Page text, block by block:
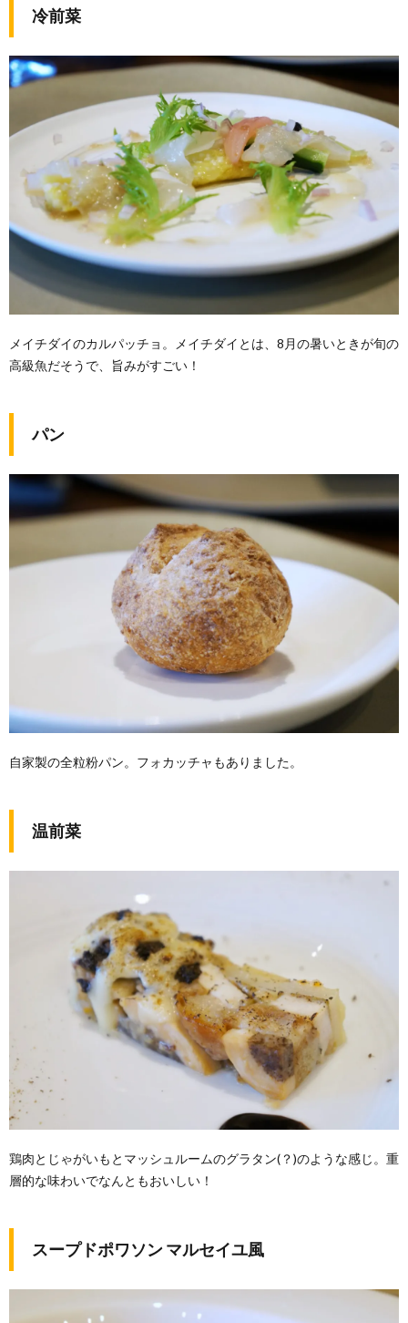
冷前菜
メイチダイのカルパッチョ。メイチダイとは、8月の暑いときが旬の
高級魚だそうで、旨みがすごい！
パン
自家製の全粒粉パン。フォカッチャもありました。
温前菜
鶏肉とじゃがいもとマッシュルームのグラタン(？)のような感じ。重
層的な味わいでなんともおいしい！
スープドポワソン マルセイユ風